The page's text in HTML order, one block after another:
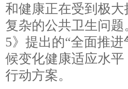
和健康正在受到极
复杂的公共卫生问
5》提出的“全面推
候变化健康适应水
行动方案。